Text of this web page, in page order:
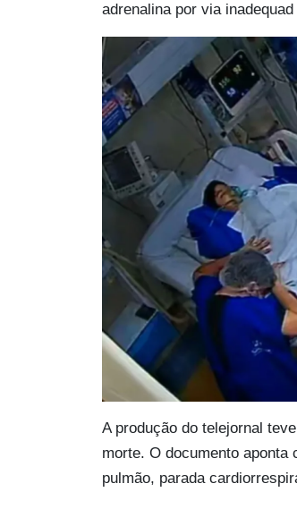
adrenalina por via inadequad
A produção do telejornal
morte. O documento aponta
pulmão, parada